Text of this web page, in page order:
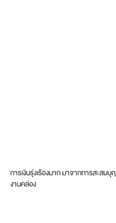
การเงินรุ่งเรืองมาก มาจากการสะส
งานคล่อง